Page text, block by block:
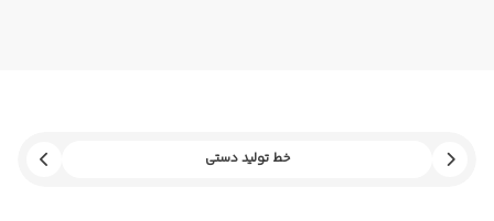
خط تولید دستی